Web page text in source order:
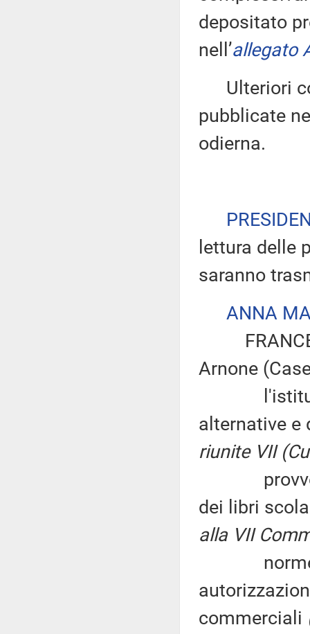
depositato
nell’allegato
Ulteriori
pubblicate
odierna.
lettura delle
saranno
ANNA
Arnone
alternative
riunite VII
dei libri
alla VII
norme
commerciali